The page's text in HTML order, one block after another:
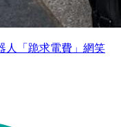
人「跪求電費」網笑